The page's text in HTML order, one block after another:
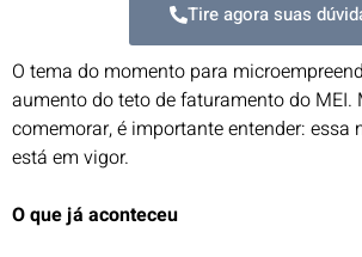
Tire agora suas
O tema do momento para
aumento do teto de faturamento do MEI.
comemorar, é importante entender:
está em vigor.
O que já aconteceu